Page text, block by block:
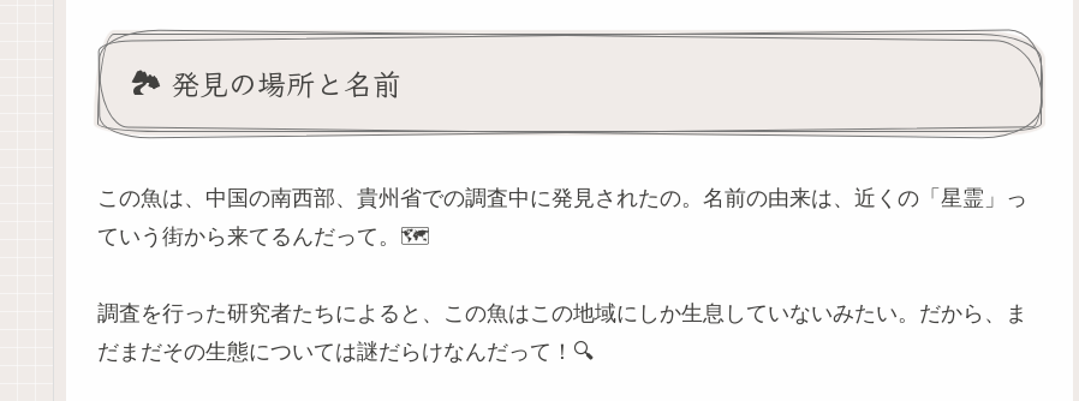
🏞️ 発見の場所と名前
この魚は、中国の南西部、貴州省での調査中に発見されたの。名前の由来は、近くの「星霊」っ
ていう街から来てるんだって。🗺️
調査を行った研究者たちによると、この魚はこの地域にしか生息していないみたい。だから、ま
だまだその生態については謎だらけなんだって！🔍